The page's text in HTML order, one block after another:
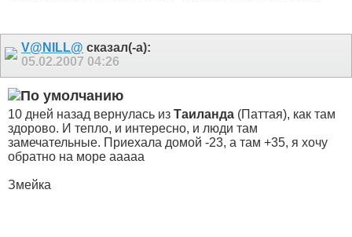
V@NILL@ сказал(-а):
05.02.2007 04:26
10 дней назад вернулась из Таиланда (Паттая), как там
здорово. И тепло, и интересно, и люди там
замечательные. Приехала домой -23, а там +35, я хочу
обратно на море ааааа
Змейка